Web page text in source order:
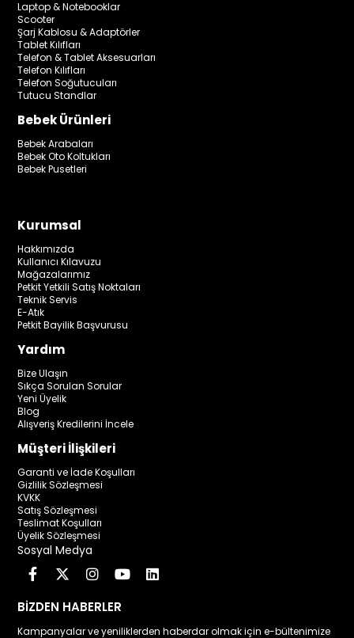
Laptop & Notebooklar
Scooter
Şarj Kablosu & Adaptörler
Tablet Kılıfları
Telefon & Tablet Aksesuarları
Telefon Kılıfları
Telefon Soğutucuları
Tutucu Standlar
Bebek Ürünleri
Bebek Arabaları
Bebek Oto Koltukları
Bebek Pusetleri
Kurumsal
Hakkımızda
Kullanıcı Kılavuzu
Mağazalarımız
Petkit Yetkili Satış Noktaları
Teknik Servis
E-Atık
Petkit Bayilik Başvurusu
Yardım
Bize Ulaşın
Sıkça Sorulan Sorular
Yeni Üyelik
Blog
Alışveriş Kredilerini İncele
Müşteri İlişkileri
Garanti ve İade Koşulları
Gizlilik Sözleşmesi
KVKK
Satış Sözleşmesi
Teslimat Koşulları
Üyelik Sözleşmesi
Sosyal Medya
BİZDEN HABERLER
Kampanyalar ve yeniliklerden haberdar olmak için e-bültenimize